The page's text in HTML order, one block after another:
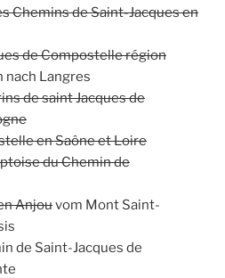
Chemins de Saint-Jacques en
de Compostelle région
nach Langres
de saint Jacques de
en Saône et Loire
du Chemin de
Anjouvom Mont Saint-
de Saint-Jacques de